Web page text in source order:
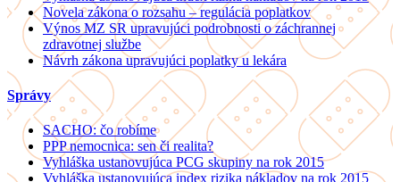
Novela zákona o rozsahu – regulácia poplatkov
Výnos MZ SR upravujúci podrobnosti o záchrannej
zdravotnej službe
Návrh zákona upravujúci poplatky u lekára
Správy
SACHO: čo robíme
PPP nemocnica: sen či realita?
Vyhláška ustanovujúca PCG skupiny na rok 2015
Vyhláška ustanovujúca index rizika nákladov na rok 2015